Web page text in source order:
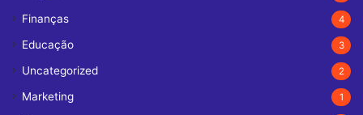
Finanças 4
Educação 3
Uncategorized 2
Marketing 1